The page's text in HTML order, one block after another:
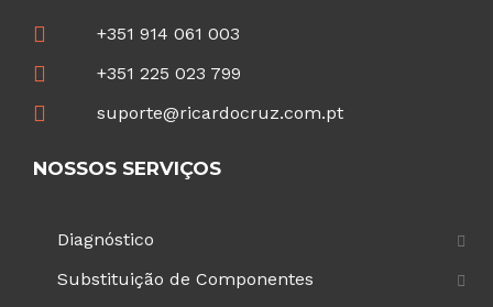
+351 914 061 003
+351 225 023 799
suporte@ricardocruz.com.pt
NOSSOS SERVIÇOS
Diagnóstico
Substituição de Componentes